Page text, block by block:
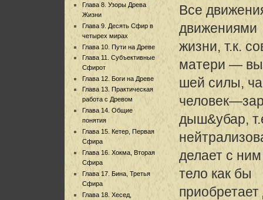
Глава 8. Узоры Древа
Жизни
Глава 9. Десять Сфир в
четырех мирах
Глава 10. Пути на Древе
Глава 11. Субъективные
Сфирот
Глава 12. Боги на Древе
Глава 13. Практическая
работа с Древом
Глава 14. Общие
понятия
Глава 15. Кетер, Первая
Сфира
Глава 16. Хокма, Вторая
Сфира
Глава 17. Бина, Третья
Сфира
Глава 18. Хесед,
Все
движениями
жизни, т.к.
матери —
шей силы,
дыш&убар,
делает с
тело как бы